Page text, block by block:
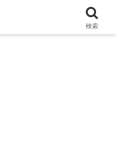
つむ日記』🐌
検索